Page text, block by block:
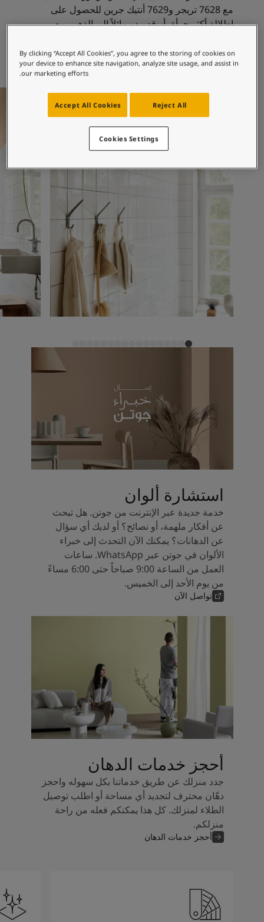
أحجز خدمات الدهان
البحث عن موزع جوتن
الدهانات الصناعية
مع 7628 تريجر و7629 أنتيك جرين للحصول على
إطلالة أكثر جرأة، أو قد يبدو مائلاً إلى الذهبي مع
أفكار ملهمة للحمام
استشارة ألوان
خدمة جديدة عبر الإنترنت من جوتن. هل تبحث
عن أفكار ملهمة، أو نصائح؟ أو لديك أي سؤال
عن الدهانات؟ يمكنك الآن التحدث إلى خبراء
الألوان في جوتن عبر WhatsApp. ساعات
العمل من الساعة 9:00 صباحاً حتى 6:00 مساءً
من يوم الأحد إلى الخميس.
تواصل الآن
أحجز خدمات الدهان
جدد منزلك عن طريق خدماتنا بكل سهوله واحجز
دهّان محترف لتجديد أي مساحة أو اطلب توصيل
الطلاء لمنزلك. كل هذا يمكنكم فعله من راحة
منزلكم.
أحجز خدمات الدهان
By clicking “Accept All Cookies”, you agree to the storing of cookies on
your device to enhance site navigation, analyze site usage, and assist in
our marketing efforts.
Reject All
Accept All Cookies
Cookies Settings